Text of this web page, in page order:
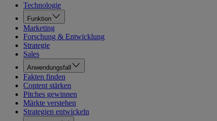
Technologie
Funktion
Marketing
Forschung & Entwicklung
Strategie
Sales
Anwendungsfall
Fakten finden
Content stärken
Pitches gewinnen
Märkte verstehen
Strategien entwickeln